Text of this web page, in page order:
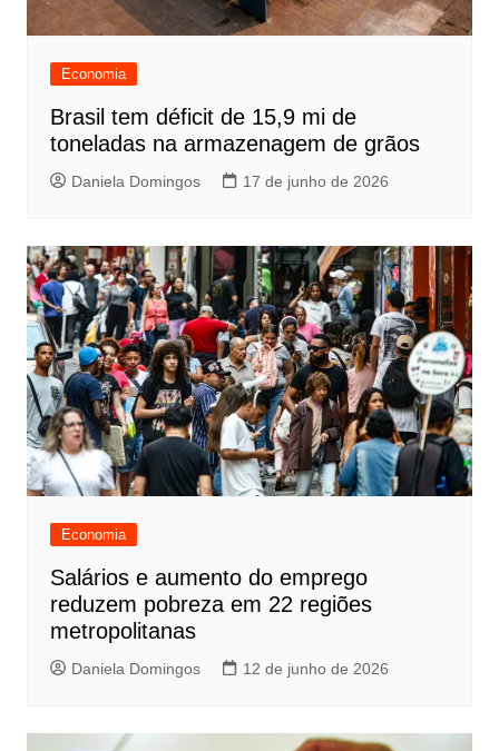
Economia
Brasil tem déficit de 15,9 mi de
toneladas na armazenagem de grãos
Daniela Domingos 17 de junho de 2026
Economia
Salários e aumento do emprego
reduzem pobreza em 22 regiões
metropolitanas
Daniela Domingos 12 de junho de 2026